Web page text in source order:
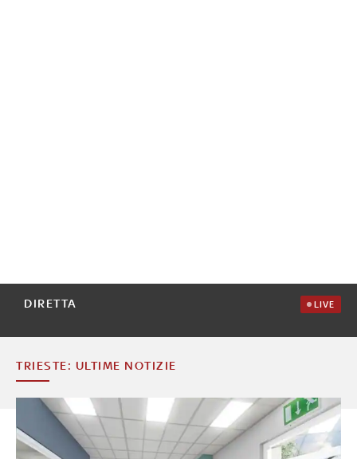
DIRETTA LIVE
TRIESTE: ULTIME NOTIZIE